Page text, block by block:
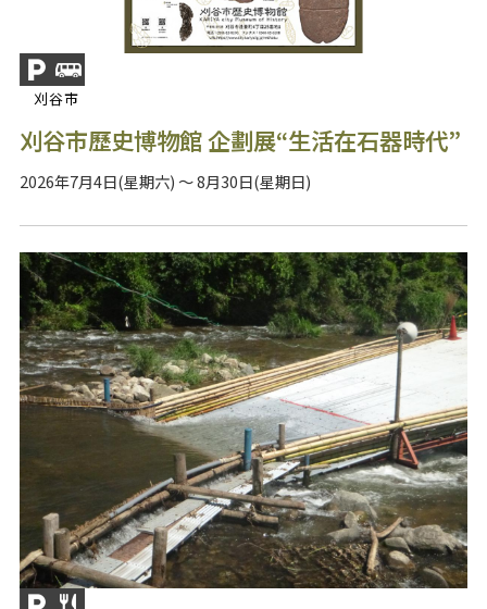
刈谷市
刈谷市歷史博物館 企劃展“生活在石器時代”
2026年7月4日(星期六) ～ 8月30日(星期日)